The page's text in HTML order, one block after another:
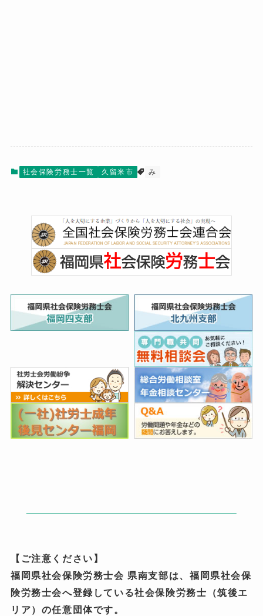
社会保険労務士一覧 久留米市 み
【ご注意ください】
福岡県社会保険労務士会 県南支部は、福岡県社会保
険労務士会へ登録している社会保険労務士（筑後エ
リア）の任意団体です。